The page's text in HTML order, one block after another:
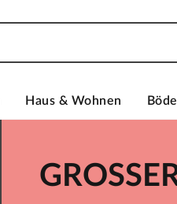
Haus & Wohnen